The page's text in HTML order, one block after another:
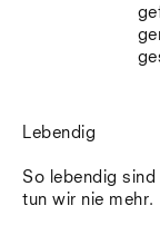
Lebendig
So lebendig
tun wir nie mehr.